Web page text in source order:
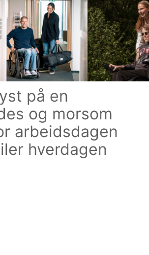
på en
og morsom
arbeidsdagen
hverdagen